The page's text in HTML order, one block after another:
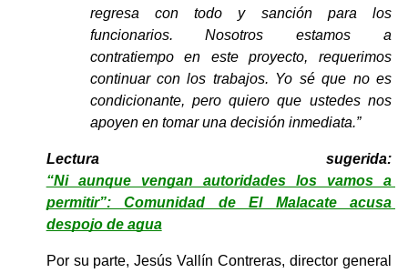
regresa con todo y sanción para los
funcionarios. Nosotros estamos a
contratiempo en este proyecto, requerimos
continuar con los trabajos. Yo sé que no es
condicionante, pero quiero que ustedes nos
apoyen en tomar una decisión inmediata.”
Lectura sugerida:
“Ni aunque vengan autoridades los vamos a
permitir”: Comunidad de El Malacate acusa
despojo de agua
Por su parte, Jesús Vallín Contreras, director general